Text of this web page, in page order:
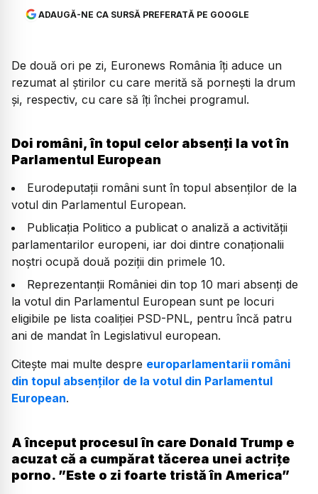
ADAUGĂ-NE CA SURSĂ PREFERATĂ PE GOOGLE
De două ori pe zi, Euronews România îți aduce un
rezumat al știrilor cu care merită să pornești la drum
și, respectiv, cu care să îți închei programul.
Doi români, în topul celor absenți la vot în
Parlamentul European
Eurodeputații români sunt în topul absenților de la
votul din Parlamentul European.
Publicația Politico a publicat o analiză a activității
parlamentarilor europeni, iar doi dintre conaționalii
noștri ocupă două poziții din primele 10.
Reprezentanții României din top 10 mari absenți de
la votul din Parlamentul European sunt pe locuri
eligibile pe lista coaliției PSD-PNL, pentru încă patru
ani de mandat în Legislativul european.
Citește mai multe despre europarlamentarii români
din topul absenților de la votul din Parlamentul
European.
A început procesul în care Donald Trump e
acuzat că a cumpărat tăcerea unei actrițe
porno. ”Este o zi foarte tristă în America”